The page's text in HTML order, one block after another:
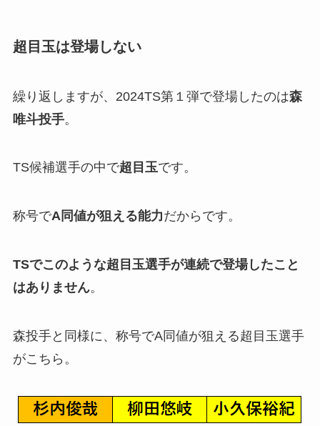
超目玉は登場しない
繰り返しますが、2024TS第１弾で登場したのは森
唯斗投手。
TS候補選手の中で超目玉です。
称号でA同値が狙える能力だからです。
TSでこのような超目玉選手が連続で登場したこと
はありません。
森投手と同様に、称号でA同値が狙える超目玉選手
がこちら。